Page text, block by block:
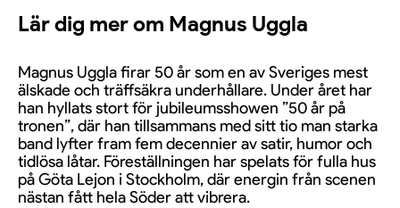
Lär dig mer om Magnus Uggla
Magnus Uggla firar 50 år som en av Sveriges mest
älskade och träffsäkra underhållare. Under året har
han hyllats stort för jubileumsshowen ”50 år på
tronen”, där han tillsammans med sitt tio man starka
band lyfter fram fem decennier av satir, humor och
tidlösa låtar. Föreställningen har spelats för fulla hus
på Göta Lejon i Stockholm, där energin från scenen
nästan fått hela Söder att vibrera.